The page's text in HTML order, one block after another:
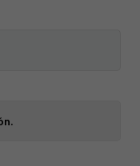
surcos
garantiza un agarre
miles de
absorción de